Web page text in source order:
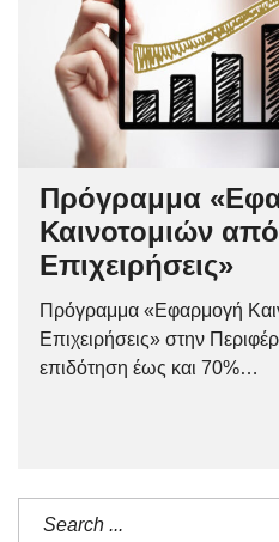
Πρόγραμμα
Καινοτομιών από
Επιχειρήσεις»
Πρόγραμμα «Εφαρμογή
Επιχειρήσεις» στην
επιδότηση έως και 70%…